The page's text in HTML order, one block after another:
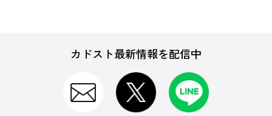
カドスト最新情報を配信中